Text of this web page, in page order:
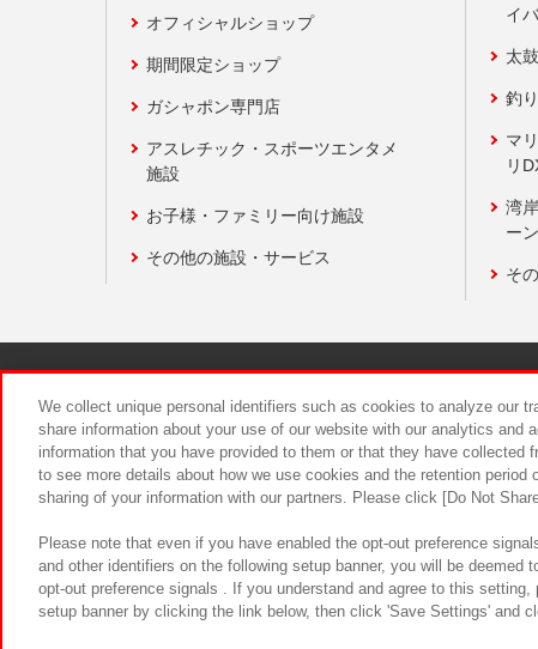
オフィシャルショップ
期間限定ショップ
ガシャポン専門店
アスレチック・スポーツエンタメ
施設
お子様・ファミリー向け施設
その他の施設・サービス
イ
太
釣
マ
リ
湾
ー
そ
食品のご
We collect unique personal identifiers such as cookies to analyze our
share information about your use of our website with our analytics and
information that you have provided to them or that they have
to see more details about how we use cookies and the retention
sharing of your information with our partners. Please click [Do Not
Please note that even if you have enabled the opt-out preference
and other identifiers on the following setup banner, you will be deemed
opt-out preference signals . If you understand and agree to this
setup banner by clicking the link below, then click 'Save Settings' and